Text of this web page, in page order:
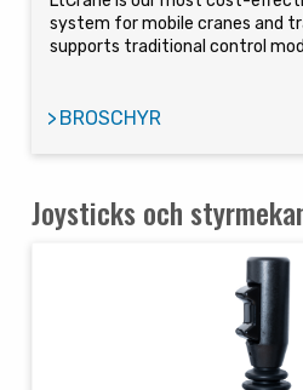
system for mobile cranes and
supports traditional control
BROSCHYR
Joysticks och